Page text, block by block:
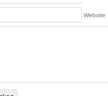
Website